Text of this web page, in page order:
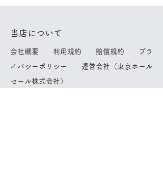
当店について
​会社概要 利用規約 賠償規約 プラ
イバシーポリシー 運営会社（東京ホール
セール株式会社）